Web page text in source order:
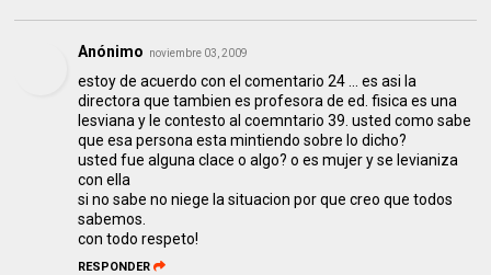
Anónimo noviembre 03, 2009
estoy de acuerdo con el comentario 24 ... es asi la
directora que tambien es profesora de ed. fisica es una
lesviana y le contesto al coemntario 39. usted como sabe
que esa persona esta mintiendo sobre lo dicho?
usted fue alguna clace o algo? o es mujer y se levianiza
con ella
si no sabe no niege la situacion por que creo que todos
sabemos.
con todo respeto!
RESPONDER